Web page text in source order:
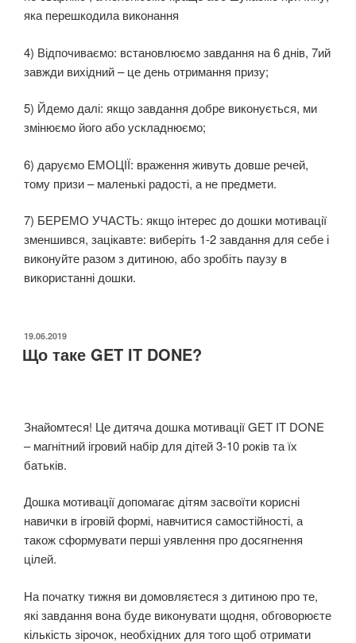
яка перешкодила виконання
4) Відпочиваємо: встановлюємо завдання на 6 днів, 7ий
завжди вихідний – це день отримання призу;
5) Йдемо далі: якщо завдання добре виконується, ми
змінюємо його або ускладнюємо;
6) даруємо ЕМОЦІЇ: враження живуть довше речей,
тому призи – маленькі радості, а не предмети.
7) БЕРЕМО УЧАСТЬ: якщо інтерес до дошки мотивації
зменшився, зацікавте: виберіть 1-2 завдання для себе і
виконуйте разом з дитиною, або зробіть паузу в
використанні дошки.
ОПУБЛІКОВАНО
19.06.2019
Що таке GET IT DONE?
Знайомтеся! Це дитяча дошка мотивації GET IT DONE
– магнітний ігровий набір для дітей 3-10 років та їх
батьків.
Дошка мотивації допомагає дітям засвоїти корисні
навички в ігровій формі, навчитися самостійності, а
також сформувати перші уявлення про досягнення
цілей.
На початку тижня ви домовляєтеся з дитиною про те,
які завдання вона буде виконувати щодня, обговорюєте
кількість зірочок, необхідних для того щоб отримати